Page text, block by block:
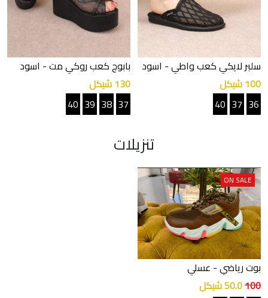
سلبر لايكي كعب واطي- اسود
100 شيكل
36
37
40
بابوج كعب روكي مت- اسود
130 شيكل
37
38
39
40
تنزيلات
ON SALE
بوت رياضي- عسلي
100